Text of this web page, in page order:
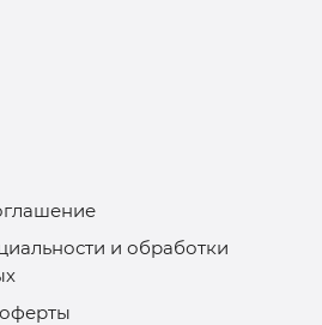
и обработки